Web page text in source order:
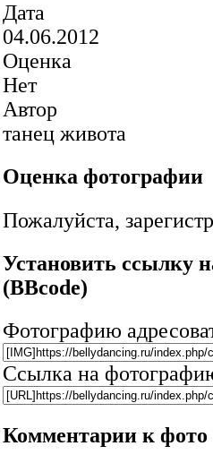
Дата
04.06.2012
Оценка
Нет
Автор
танец живота
Оценка фотографии
Пожалуйста,
Установить ссылку
(BBcode)
Фотографию
Ссылка на
Комментарии к фото